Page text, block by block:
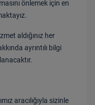
önlemek için en
aldığınız her
ayrıntılı bilgi
aracılığıyla sizinle